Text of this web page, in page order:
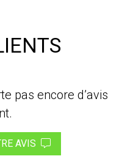
pas encore d’avis
AVIS